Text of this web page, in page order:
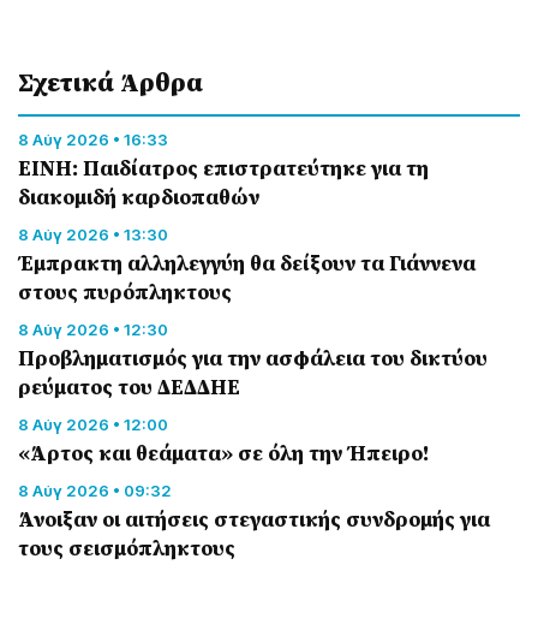
Σχετικά Άρθρα
8 Αύγ 2026 • 16:33
ΕΙΝΗ: Παιδίατρος επιστρατεύτηκε για τη
διακομιδή καρδιοπαθών
8 Αύγ 2026 • 13:30
Έμπρακτη αλληλεγγύη θα δείξουν τα Γιάννενα
στους πυρόπληκτους
8 Αύγ 2026 • 12:30
Προβληματισμός για την ασφάλεια του δικτύου
ρεύματος του ΔΕΔΔΗΕ
8 Αύγ 2026 • 12:00
«Άρτος και θεάματα» σε όλη την Ήπειρο!
8 Αύγ 2026 • 09:32
Άνοιξαν οι αιτήσεις στεγαστικής συνδρομής για
τους σεισμόπληκτους